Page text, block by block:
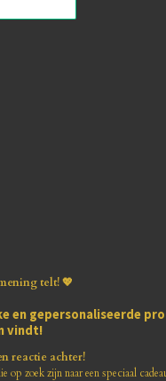
telt! 💖
en gepersonaliseerde
vindt!
reactie achter!
op zoek zijn naar een speciaal